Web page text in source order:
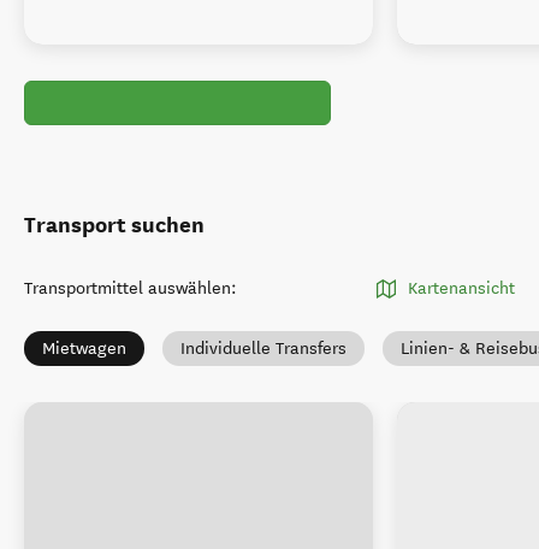
Transport suchen
Transportmittel auswählen: Kartenansicht
Mietwagen Individuelle Transfers Linien- &